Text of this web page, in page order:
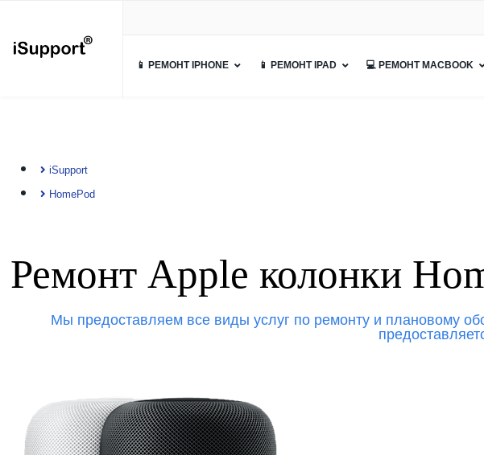
📱 РЕМОНТ IPHONE 📱 РЕМОНТ IPAD 💻 РЕМОНТ MACBOOK
iSupport
HomePod
Ремонт Apple колонки
Мы предоставляем все виды услуг по ремонту и плановому